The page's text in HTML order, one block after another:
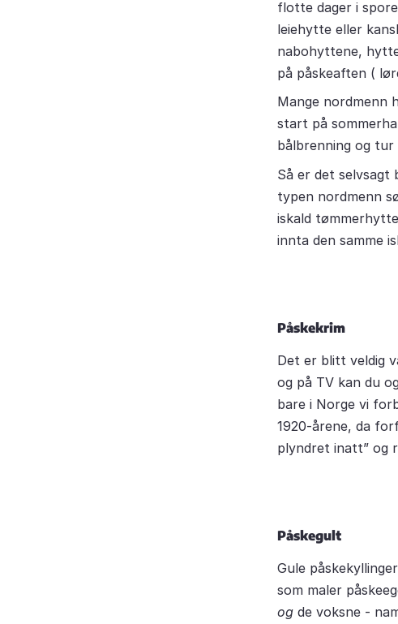
flotte dager i
leiehytte eller
nabohyttene,
på påskeaften (
Mange nordmenn
start på
bålbrenning og
Så er det selvsagt
typen nordmenn
iskald
innta den samme
Påskekrim
Det er blitt veldig
og på TV kan du
bare i Norge vi
1920-årene, da
plyndret inatt” og
Påskegult
Gule
som maler
og de voksne -